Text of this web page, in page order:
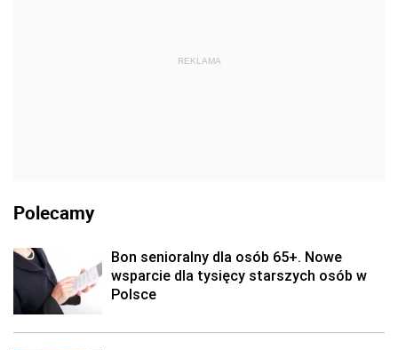
REKLAMA
Polecamy
Bon senioralny dla osób 65+. Nowe
wsparcie dla tysięcy starszych osób w
Polsce